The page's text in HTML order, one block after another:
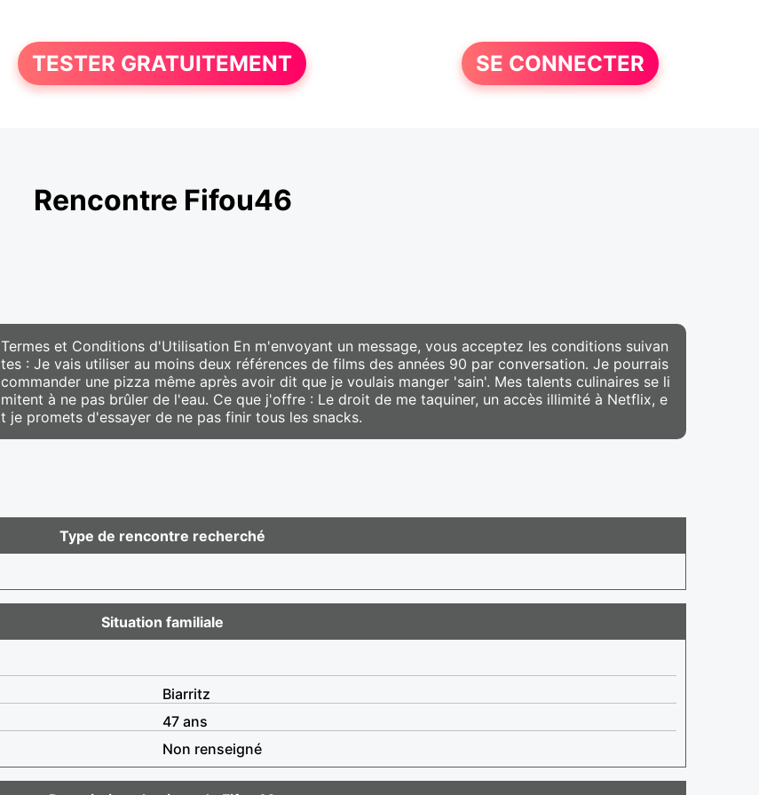
TESTER GRATUITEMENT SE CONNECTER
Rencontre Fifou46
Termes et Conditions d'Utilisation En m'envoyant un message, vous acceptez les conditions suivan
tes : Je vais utiliser au moins deux références de films des années 90 par conversation. Je pourrais
commander une pizza même après avoir dit que je voulais manger 'sain'. Mes talents culinaires se li
mitent à ne pas brûler de l'eau. Ce que j'offre : Le droit de me taquiner, un accès illimité à Netflix, e
t je promets d'essayer de ne pas finir tous les snacks.
Type de rencontre recherché
Situation familiale
Biarritz
47 ans
Non renseigné